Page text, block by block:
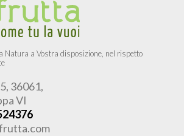
Natura a Vostra disposizione, nel rispetto
36061,
VI